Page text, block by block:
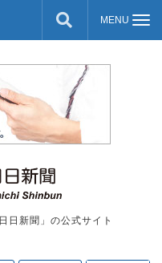
日新聞」の公式サイト